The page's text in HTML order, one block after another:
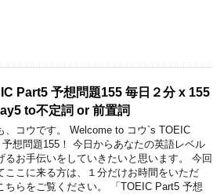
Part5 予想問題155 毎日２分 x 155
to不定詞 or 前置詞
、コウです。 Welcome to コウ`s TOEIC
予想問題155！ 今日からあなたの英語レベル
るお手伝いをしていきたいと思います。 今回
ここに来る方は、１分だけお時間をいただ
ちらをご覧ください。 「TOEIC Part5 予想